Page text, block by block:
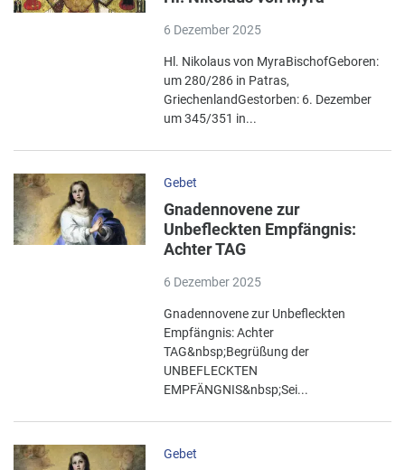
6 Dezember 2025
Hl. Nikolaus von MyraBischofGeboren:
um 280/286 in Patras,
GriechenlandGestorben: 6. Dezember
um 345/351 in...
Gebet
Gnadennovene zur
Unbefleckten Empfängnis:
Achter TAG
6 Dezember 2025
Gnadennovene zur Unbefleckten
Empfängnis: Achter
TAG&nbsp;Begrüßung der
UNBEFLECKTEN
EMPFÄNGNIS&nbsp;Sei...
Gebet